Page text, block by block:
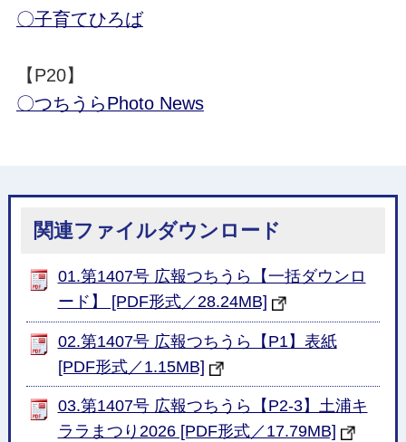
〇子育てひろば
【P20】
〇つちうらPhoto News
関連ファイルダウンロード
01.第1407号 広報つちうら【一括ダウンロ
ード】 [PDF形式／28.24MB]
02.第1407号 広報つちうら【P1】表紙
[PDF形式／1.15MB]
03.第1407号 広報つちうら【P2-3】土浦キ
ララまつり2026 [PDF形式／17.79MB]